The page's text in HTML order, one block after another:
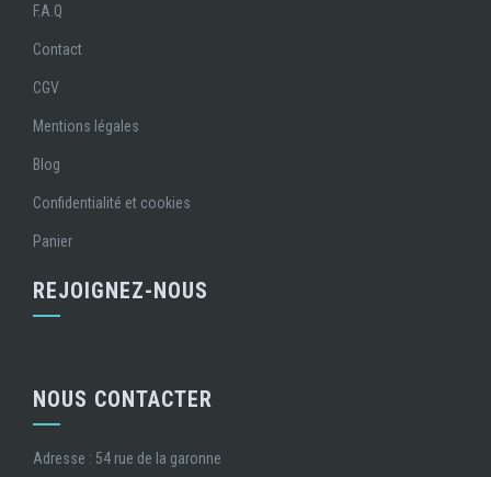
F.A.Q
Contact
CGV
Mentions légales
Blog
Confidentialité et cookies
Panier
REJOIGNEZ-NOUS
NOUS CONTACTER
Adresse : 54 rue de la garonne